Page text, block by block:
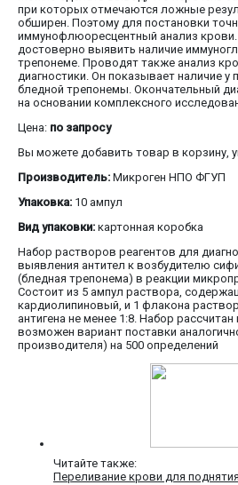
при которых отмечаются ложные
обширен. Поэтому для постановки
иммунофлюоресцентный анализ
достоверно выявить наличие
трепонеме. Проводят также анализ
диагностики. Он показывает наличие
бледной трепонемы. Окончательный
на основании комплексного
Цена: по запросу
Вы можете добавить товар в корзину,
Производитель: Микроген НПО ФГУП
Упаковка: 10 ампул
Вид упаковки: картонная коробка
Набор растворов реагентов для
выявления антител к возбудителю
(бледная трепонема) в реакции
Состоит из 5 ампул раствора,
кардиолипиновый, и 1 флакона
антигена не менее 1:8. Набор
возможен вариант поставки
производителя) на 500 определений
Читайте также:
Переливание крови для